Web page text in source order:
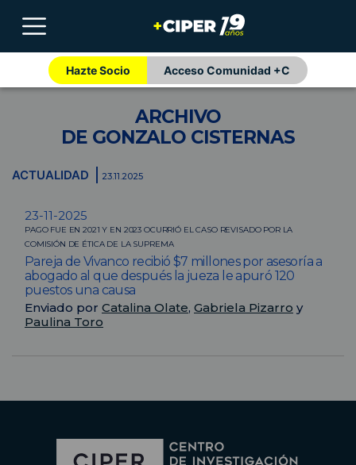
Hazte Socio Acceso Comunidad +C
ARCHIVO
DE GONZALO CISTERNAS
ACTUALIDAD 23.11.2025
23-11-2025
PAGO FUE EN 2021 Y EN 2023 OCURRIÓ EL CASO REVISADO POR LA
COMISIÓN DE ÉTICA DE LA SUPREMA
Pareja de Vivanco recibió $7 millones por asesoría a
abogado al que después la jueza le apuró 120
puestos una causa
Enviado por Catalina Olate, Gabriela Pizarro y
Paulina Toro